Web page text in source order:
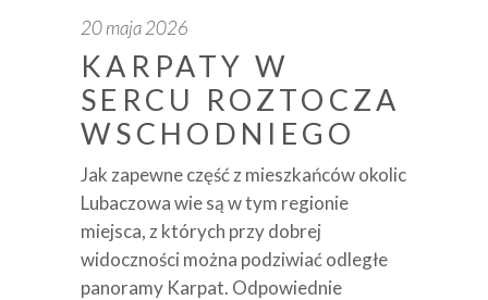
20 maja 2026
KARPATY W
SERCU ROZTOCZA
WSCHODNIEGO
Jak zapewne część z mieszkańców okolic
Lubaczowa wie są w tym regionie
miejsca, z których przy dobrej
widoczności można podziwiać odległe
panoramy Karpat. Odpowiednie